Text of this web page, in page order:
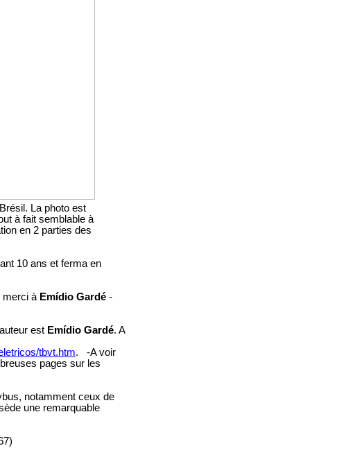
La photo est
à fait semblable à
en 2 parties des
10 ans et ferma en
merci à Emídio Gardé -
est Emídio Gardé. A
tbvt.htm. -A voir
pages sur les
notamment ceux de
une remarquable